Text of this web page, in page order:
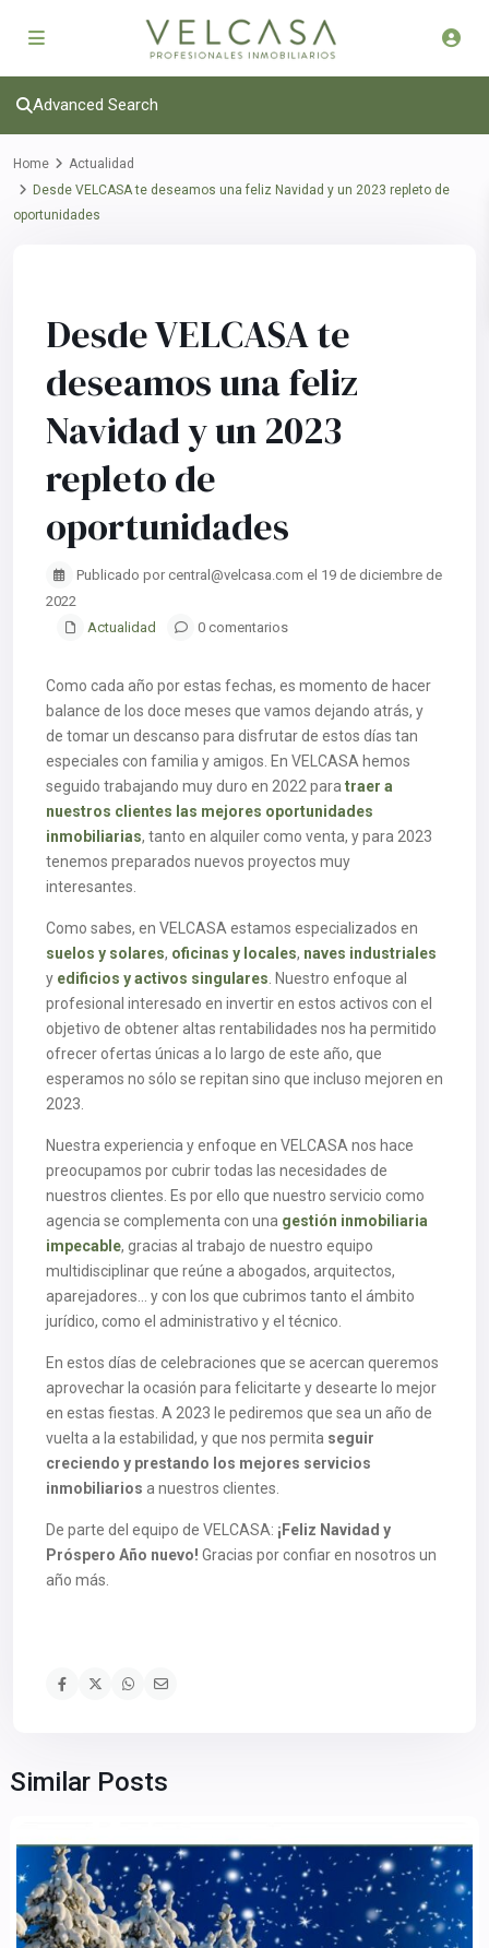
Advanced Search
Home
Actualidad
Desde VELCASA te deseamos una feliz Navidad y un 2023 repleto de
oportunidades
Desde VELCASA te
deseamos una feliz
Navidad y un 2023
repleto de
oportunidades
Publicado por central@velcasa.com el 19 de diciembre de
2022
Actualidad
0 comentarios
Como cada año por estas fechas, es momento de hacer
balance de los doce meses que vamos dejando atrás, y
de tomar un descanso para disfrutar de estos días tan
especiales con familia y amigos. En VELCASA hemos
seguido trabajando muy duro en 2022 para traer a
nuestros clientes las mejores oportunidades
inmobiliarias, tanto en alquiler como venta, y para 2023
tenemos preparados nuevos proyectos muy
interesantes.
Como sabes, en VELCASA estamos especializados en
suelos y solares, oficinas y locales, naves industriales
y edificios y activos singulares . Nuestro enfoque al
profesional interesado en invertir en estos activos con el
objetivo de obtener altas rentabilidades nos ha permitido
ofrecer ofertas únicas a lo largo de este año, que
esperamos no sólo se repitan sino que incluso mejoren en
2023.
Nuestra experiencia y enfoque en VELCASA nos hace
preocupamos por cubrir todas las necesidades de
nuestros clientes. Es por ello que nuestro servicio como
agencia se complementa con una gestión inmobiliaria
impecable, gracias al trabajo de nuestro equipo
multidisciplinar que reúne a abogados, arquitectos,
aparejadores… y con los que cubrimos tanto el ámbito
jurídico, como el administrativo y el técnico.
En estos días de celebraciones que se acercan queremos
aprovechar la ocasión para felicitarte y desearte lo mejor
en estas fiestas. A 2023 le pediremos que sea un año de
vuelta a la estabilidad, y que nos permita seguir
creciendo y prestando los mejores servicios
inmobiliarios a nuestros clientes.
De parte del equipo de VELCASA: ¡Feliz Navidad y
Próspero Año nuevo! Gracias por confiar en nosotros un
año más.
Similar Posts